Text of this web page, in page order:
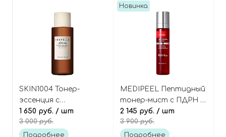
Mist Serum
SKIN1004 Тонер-
эссенция с
пробиотиками и
церамидами,
Madagascar Centella
1 650 руб. / шт
3 000 руб.
Подробнее
Новинка
MEDIPEEL Пептидный
тонер-мист с ПДРН и
ретинолом, Phyto
Exosome PDRN Lifting
Shot Mist
2 145 руб. / шт
3 900 руб.
Подробнее